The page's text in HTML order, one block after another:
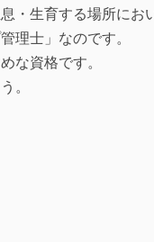
・生育する場所に
理士」なのです。
な資格です。
。